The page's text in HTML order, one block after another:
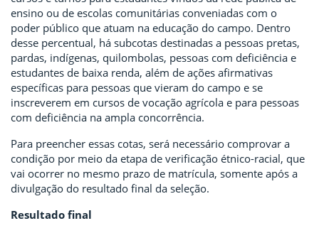
ensino ou de escolas comunitárias conveniadas com o
poder público que atuam na educação do campo. Dentro
desse percentual, há subcotas destinadas a pessoas pretas,
pardas, indígenas, quilombolas, pessoas com deficiência e
estudantes de baixa renda, além de ações afirmativas
específicas para pessoas que vieram do campo e se
inscreverem em cursos de vocação agrícola e para pessoas
com deficiência na ampla concorrência.
Para preencher essas cotas, será necessário comprovar a
condição por meio da etapa de verificação étnico-racial, que
vai ocorrer no mesmo prazo de matrícula, somente após a
divulgação do resultado final da seleção.
Resultado final